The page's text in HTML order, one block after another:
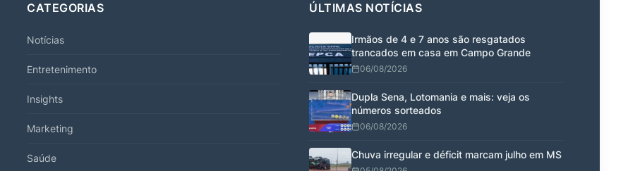
CATEGORIAS
Notícias
Entretenimento
Insights
Marketing
Saúde
ÚLTIMAS NOTÍCIAS
Irmãos de 4 e 7 anos são resgatados
trancados em casa em Campo Grande
06/08/2026
Dupla Sena, Lotomania e mais: veja os
números sorteados
06/08/2026
Chuva irregular e déficit marcam julho em MS